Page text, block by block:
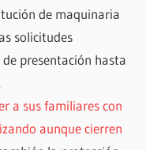
de maquinaria
solicitudes
presentación hasta
a sus familiares con
aunque cierren